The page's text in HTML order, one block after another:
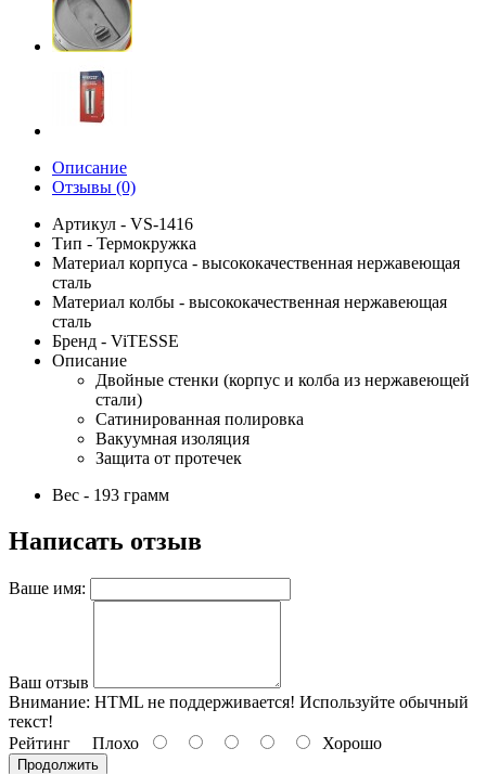
Описание
Отзывы (0)
Артикул - VS-1416
Тип - Термокружка
Материал корпуса - высококачественная нержавеющая
сталь
Материал колбы - высококачественная нержавеющая
сталь
Бренд - ViTESSE
Описание
Двойные стенки (корпус и колба из нержавеющей
стали)
Сатинированная полировка
Вакуумная изоляция
Защита от протечек
Вес - 193 грамм
Написать отзыв
Ваше имя:
Ваш отзыв
Внимание: HTML не поддерживается! Используйте обычный
текст!
Рейтинг Плохо Хорошо
Продолжить